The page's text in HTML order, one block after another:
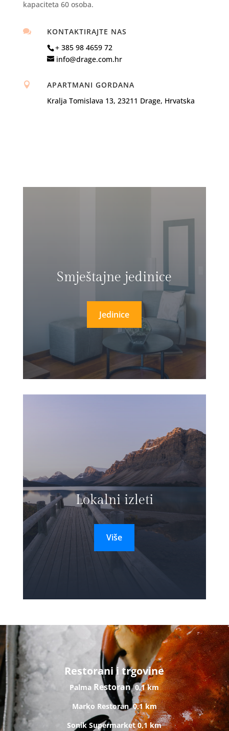
kapaciteta 60 osoba.

KONTAKTIRAJTE NAS
+ 385 98 4659 72
info@drage.com.hr

APARTMANI GORDANA
Kralja Tomislava 13, 23211 Drage, Hrvatska
Smještajne jedinice
Jedinice
Lokalni izleti
Više
Restorani i trgovine
Palma Restoran0,1 km
Marko Restoran0,1 km
SonikSupermarket0,1 km